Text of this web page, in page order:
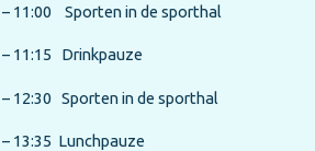
– 11:00 Sporten in de sporthal
– 11:15 Drinkpauze
– 12:30 Sporten in de sporthal
– 13:35 Lunchpauze